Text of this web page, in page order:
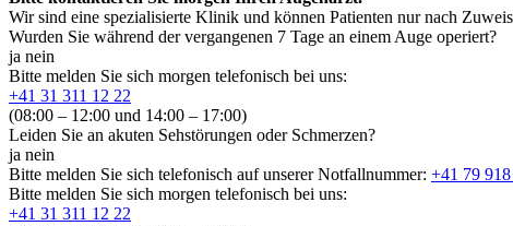
Wir sind eine spezialisierte Klinik und können Patienten nur nach
Wurden Sie während der vergangenen 7 Tage an einem Auge operiert?
ja nein
Bitte melden Sie sich morgen telefonisch bei uns:
+41 31 311 12 22
(08:00 – 12:00 und 14:00 – 17:00)
Leiden Sie an akuten Sehstörungen oder Schmerzen?
ja nein
Bitte melden Sie sich telefonisch auf unserer Notfallnummer: +41 79
Bitte melden Sie sich morgen telefonisch bei uns:
+41 31 311 12 22